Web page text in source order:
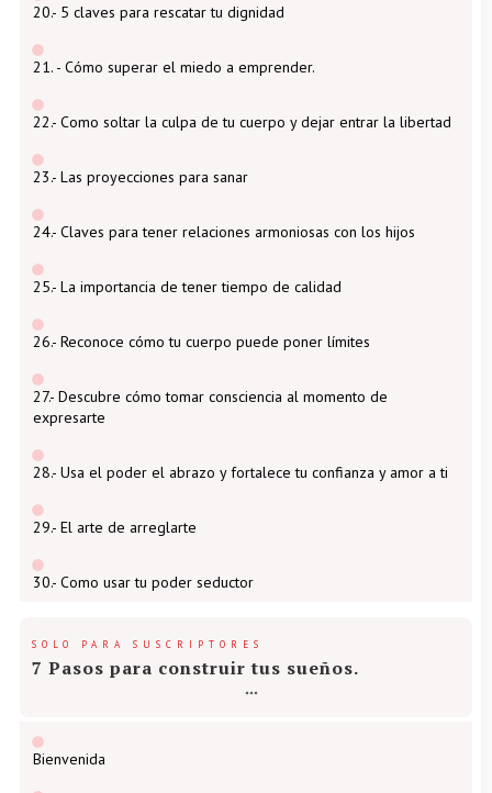
20.- 5 claves para rescatar tu dignidad
21. - Cómo superar el miedo a emprender.
22.- Como soltar la culpa de tu cuerpo y dejar entrar la libertad
23.- Las proyecciones para sanar
24.- Claves para tener relaciones armoniosas con los hijos
25.- La importancia de tener tiempo de calidad
26.- Reconoce cómo tu cuerpo puede poner límites
27.- Descubre cómo tomar consciencia al momento de
expresarte
28.- Usa el poder el abrazo y fortalece tu confianza y amor a ti
29.- El arte de arreglarte
30.- Como usar tu poder seductor
SOLO PARA SUSCRIPTORES
7 Pasos para construir tus sueños.
Bienvenida